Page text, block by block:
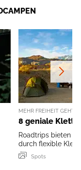
MEHR FREIHEIT GEHT
8 geniale
Roadtrips bieten
durch flexible
Spots